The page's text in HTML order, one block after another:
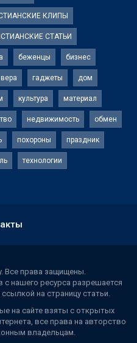
КЛИПЫ
СТАТЬИ
беженцы бизнес
вера гаджеты дом
культура материал
недвижимость обмен
похороны праздник
технологии
Все права защищены.
нашего ресурса разрешается
на страницу статьи.
на сайте взяты с открытых
все права на авторство
владельцам.